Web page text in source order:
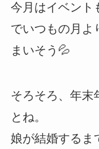
今月はイベント
でいつもの月よ
まいそう💦
そろそろ、年末
とね。
娘が結婚するま